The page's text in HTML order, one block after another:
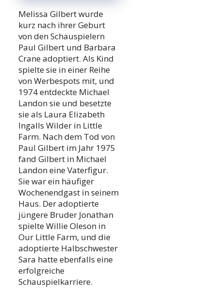
Melissa Gilbert wurde
kurz nach ihrer Geburt
von den Schauspielern
Paul Gilbert und Barbara
Crane adoptiert. Als Kind
spielte sie in einer Reihe
von Werbespots mit, und
1974 entdeckte Michael
Landon sie und besetzte
sie als Laura Elizabeth
Ingalls Wilder in Little
Farm. Nach dem Tod von
Paul Gilbert im Jahr 1975
fand Gilbert in Michael
Landon eine Vaterfigur.
Sie war ein häufiger
Wochenendgast in seinem
Haus. Der adoptierte
jüngere Bruder Jonathan
spielte Willie Oleson in
Our Little Farm, und die
adoptierte Halbschwester
Sara hatte ebenfalls eine
erfolgreiche
Schauspielkarriere.